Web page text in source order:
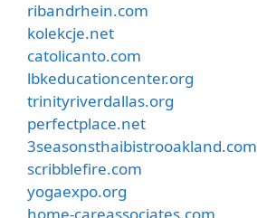
ribandrhein.com
kolekcje.net
catolicanto.com
lbkeducationcenter.org
trinityriverdallas.org
perfectplace.net
3seasonsthaibistrooakland.com
scribblefire.com
yogaexpo.org
home-careassociates.com